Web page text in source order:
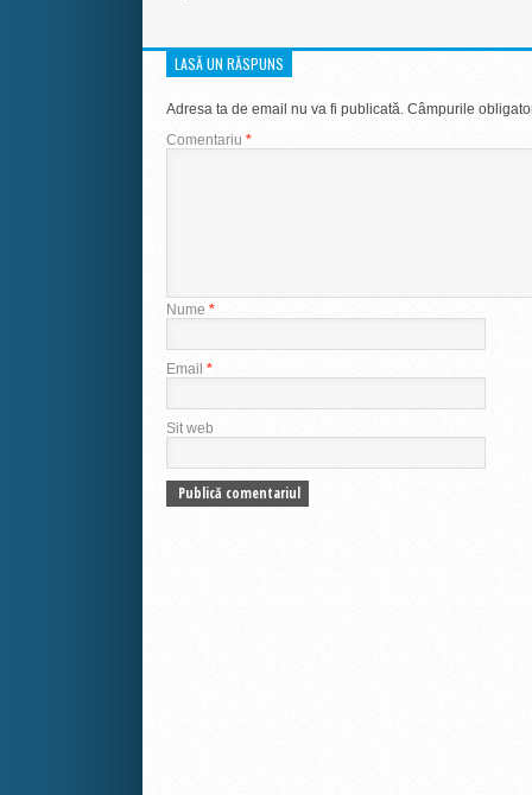
LASĂ UN RĂSPUNS
Adresa ta de email nu va fi publicată. Câmpurile
Comentariu *
Nume *
Email *
Sit web